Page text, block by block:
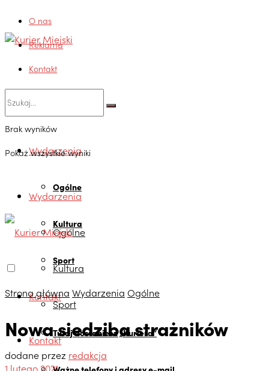
O nas
Reklama
Kontakt
Brak wyników
Pokaż wszystkie wyniki
Wydarzenia
Ogólne
Kultura
Sport
Kontakt
Tutaj dostaniesz „Kuriera”
Wydarzenia
Ogólne
Kultura
Sport
Kontakt
Strona główna Wydarzenia Ogólne
Nowa siedziba strażników
dodane przez redakcja
1 lutego 2021